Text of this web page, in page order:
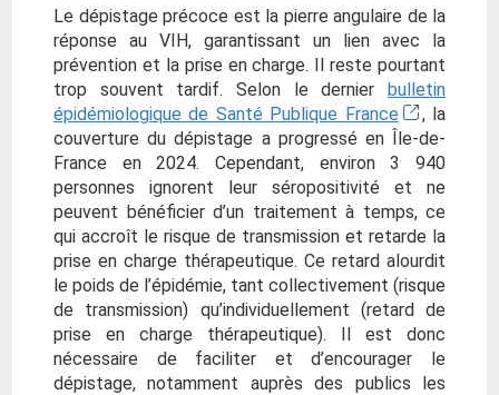
Le dépistage précoce est la pierre angulaire de la
réponse au VIH, garantissant un lien avec la
prévention et la prise en charge. Il reste pourtant
trop souvent tardif. Selon le dernier bulletin
épidémiologique de Santé Publique France
, la
couverture du dépistage a progressé en Île-de-
France en 2024. Cependant, environ 3 940
personnes ignorent leur séropositivité et ne
peuvent bénéficier d’un traitement à temps, ce
qui accroît le risque de transmission et retarde la
prise en charge thérapeutique. Ce retard alourdit
le poids de l’épidémie, tant collectivement (risque
de transmission) qu’individuellement (retard de
prise en charge thérapeutique). Il est donc
nécessaire de faciliter et d’encourager le
dépistage, notamment auprès des publics les